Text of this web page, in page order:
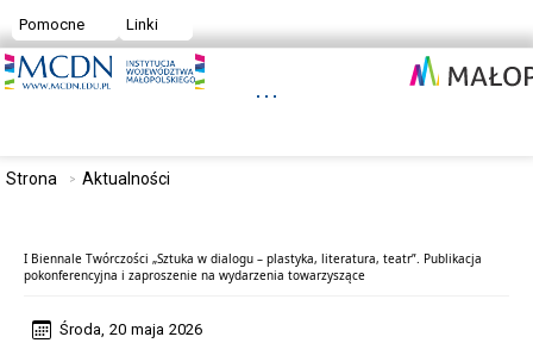
Pomocne Linki
Strona Aktualności
I Biennale Twórczości „Sztuka w dialogu – plastyka, literatura, teatr”. Publikacja
pokonferencyjna i zaproszenie na wydarzenia towarzyszące
Środa, 20 maja 2026